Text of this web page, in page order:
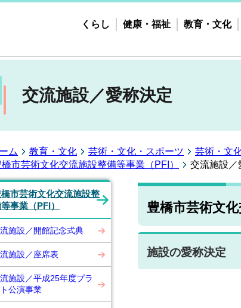
くらし 健康・福祉 教育・文化
交流施設／愛称決定
ム 教育・文化 芸術・文化・スポーツ 芸術・文
橋市芸術文化交流施設整備等事業（PFI）
交流施設／
橋市芸術文化交流施設整
事業（PFI）
施設／開館記念式典
施設／座席表
施設／平成25年度プラ
公演事業
豊橋市芸術文化
施設の愛称決定